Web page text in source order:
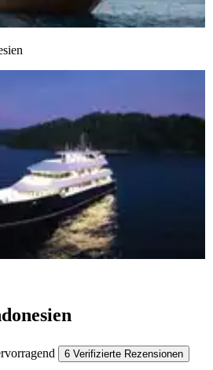
6 Verifizierte Rezensionen